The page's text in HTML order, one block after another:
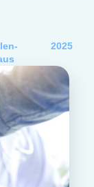
2025